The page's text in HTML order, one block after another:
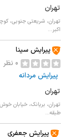
تهران
اکبر...
پیرایش سینا
0 نظر
پیرایش مردانه
تهران
طبقه...
پیرایش جعفری